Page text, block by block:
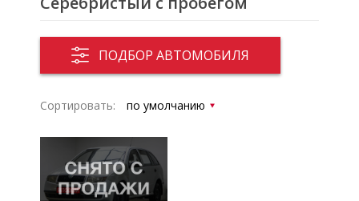
ПОДБОР АВТОМОБИЛЯ
Сортировать: